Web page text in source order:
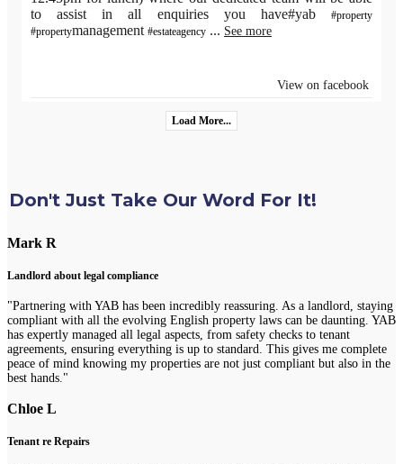
to assist in all enquiries you have#yab
#property
#propertymanagement #estateagency ... See more
View on facebook
Load More...
Don't Just Take Our Word For It!
Mark R
Landlord about legal compliance
"Partnering with YAB has been incredibly reassuring. As a landlord, staying
compliant with all the evolving English property laws can be daunting. YAB
has expertly managed all legal aspects, from safety checks to tenant
agreements, ensuring everything is up to standard. This gives me complete
peace of mind knowing my properties are not just compliant but also in the
best hands."
Chloe L
Tenant re Repairs